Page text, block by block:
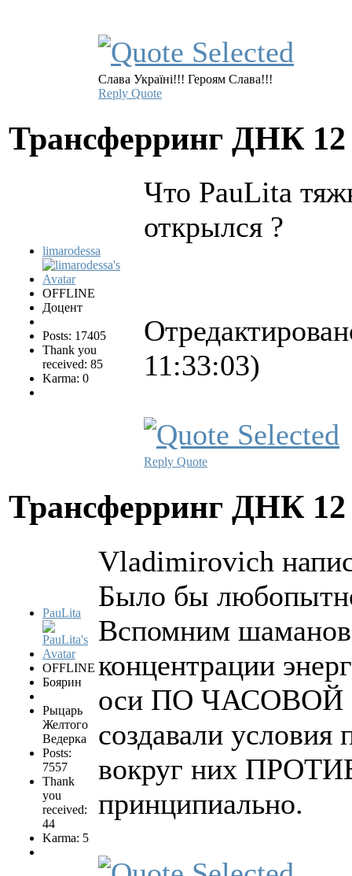
Слава Україні!!! Героям Слава!!!
Reply Quote
Трансферринг ДНК
limarodessa
OFFLINE
Доцент
Posts: 17405
Thank you
received: 85
Karma: 0
Что PauLita
открылся ?
11:33:03)
Reply Quote
Трансферринг ДНК
PauLita
OFFLINE
Боярин
Рыцарь
Желтого
Ведерка
Posts:
7557
Thank
you
received:
44
Karma: 5
Vladimirovich
Было бы
Вспомним шаманов
концентрации
оси ПО ЧАСОВОЙ
создавали условия
вокруг них
принципиально.